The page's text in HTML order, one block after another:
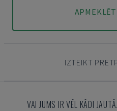
IZTEIKT
VAI JUMS IR VĒL KĀDI